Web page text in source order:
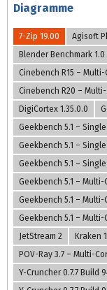
Diagramme
7-Zip 19.00
Agisoft
Blender Benchmark 1.0
Cinebench R15 – Multi-
Cinebench R20 – Multi-
DigiCortex 1.35.0.0
Geekbench 5.1 –
Geekbench 5.1 –
Geekbench 5.1 –
Geekbench 5.1 – Multi-
Geekbench 5.1 –
Geekbench 5.1 –
JetStream 2
Kraken
POV-Ray 3.7 – Multi-
Y-Cruncher 0.7.7 Build